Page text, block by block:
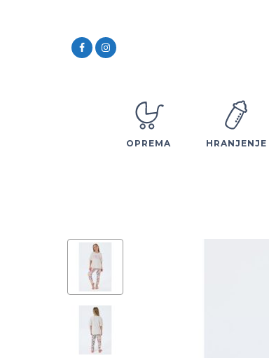
OPREMA HRANJENJE